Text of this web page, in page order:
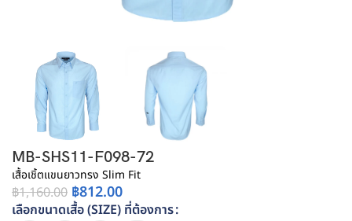
MB-SHS11-F098-72
เสื้อเชิ้ตแขนยาวทรง Slim Fit
฿1,160.00 ฿812.00
เลือกขนาดเสื้อ (SIZE) ที่ต้องการ